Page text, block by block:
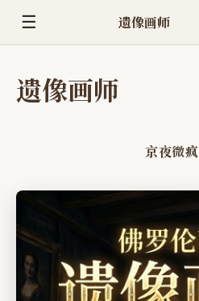
☰ 遗像画师
遗像画师
京夜微疯